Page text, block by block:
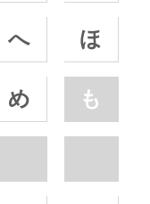
へ ほ
め も